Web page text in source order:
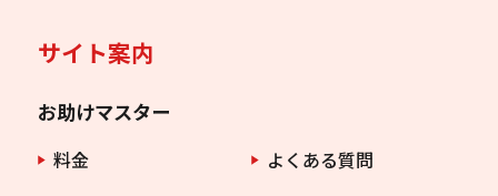
サイト案内
お助けマスター
料金
よくある質問